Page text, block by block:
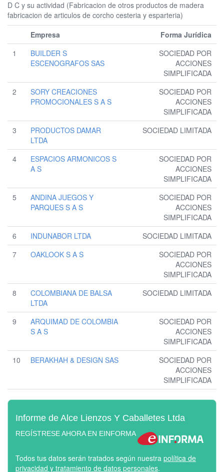
D C y su actividad (Fabricacion de otros productos de madera
fabricacion de articulos de corcho cesteria y esparteria)
Empresa
Forma Jurídica
1
BUILDER S
ESCENOGRAFOS SAS
SOCIEDAD POR
ACCIONES
SIMPLIFICADA
2
SORY CREACIONES
PROMOCIONALES S A S
SOCIEDAD POR
ACCIONES
SIMPLIFICADA
3
PRODUCTOS DAMAR
LTDA
SOCIEDAD LIMITADA
4
ESPACIOS ARMONICOS S
A S
SOCIEDAD POR
ACCIONES
SIMPLIFICADA
5
ANDINA JUEGOS Y
PARQUES S A S
SOCIEDAD POR
ACCIONES
SIMPLIFICADA
6
INDUNABOR LTDA
SOCIEDAD LIMITADA
7
OAKLOOK S A S
SOCIEDAD POR
ACCIONES
SIMPLIFICADA
8
COLOMBIANA DE BALSA
LTDA
SOCIEDAD LIMITADA
9
ARQUIMAD DE COLOMBIA
S A S
SOCIEDAD POR
ACCIONES
SIMPLIFICADA
10
BERAKHAH & DESIGN SAS
SOCIEDAD POR
ACCIONES
SIMPLIFICADA
Informe de Alce Lienzos Y Caballetes Ltda
REGÍSTRESE AHORA EN EINFORMA
Todos tus datos serán tratados según nuestra política de
privacidad y tratamiento de datos personales.